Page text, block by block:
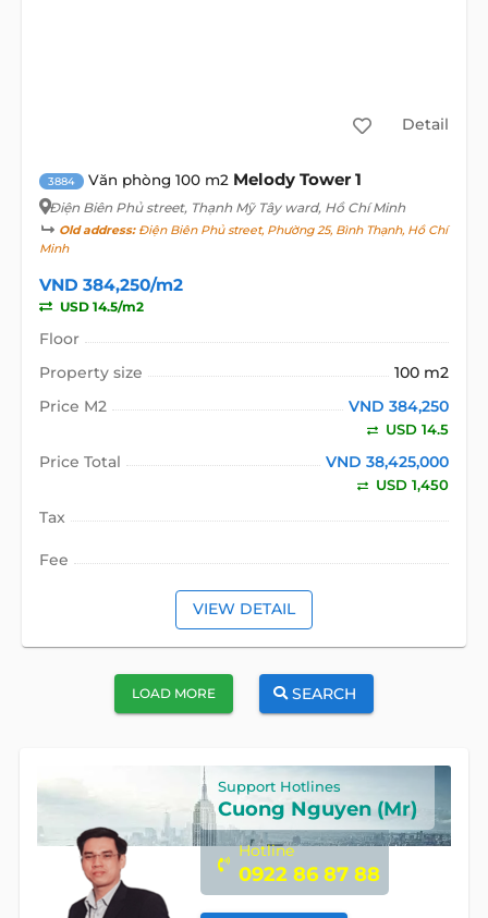
Detail
3884 Văn phòng 100 m2 Melody Tower 1
Điện Biên Phủ street, Thạnh Mỹ Tây ward, Hồ Chí Minh
Old address:Điện Biên Phủ street, Phường 25, Bình Thạnh, Hồ Chí
Minh
VND 384,250/m2
USD 14.5/m2
Floor
Property size
100 m2
Price M2
VND 384,250
USD 14.5
Price Total VND 38,425,000
USD 1,450
Tax
Fee
VIEW DETAIL
LOAD MORE SEARCH
Support Hotlines
Cuong Nguyen (Mr)
Hotline
0922 86 87 88